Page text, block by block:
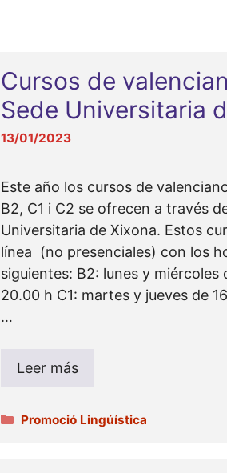
Cursos de
Sede Universitaria
13/01/2023
Este año los cursos de
B2, C1 i C2 se ofrecen a través
Universitaria de Xixona. Estos
línea (no presenciales) con los
siguientes: B2: lunes y miércoles
20.00 h C1: martes y jueves de
…
Leer más
Categorías
Promoció Lingúística